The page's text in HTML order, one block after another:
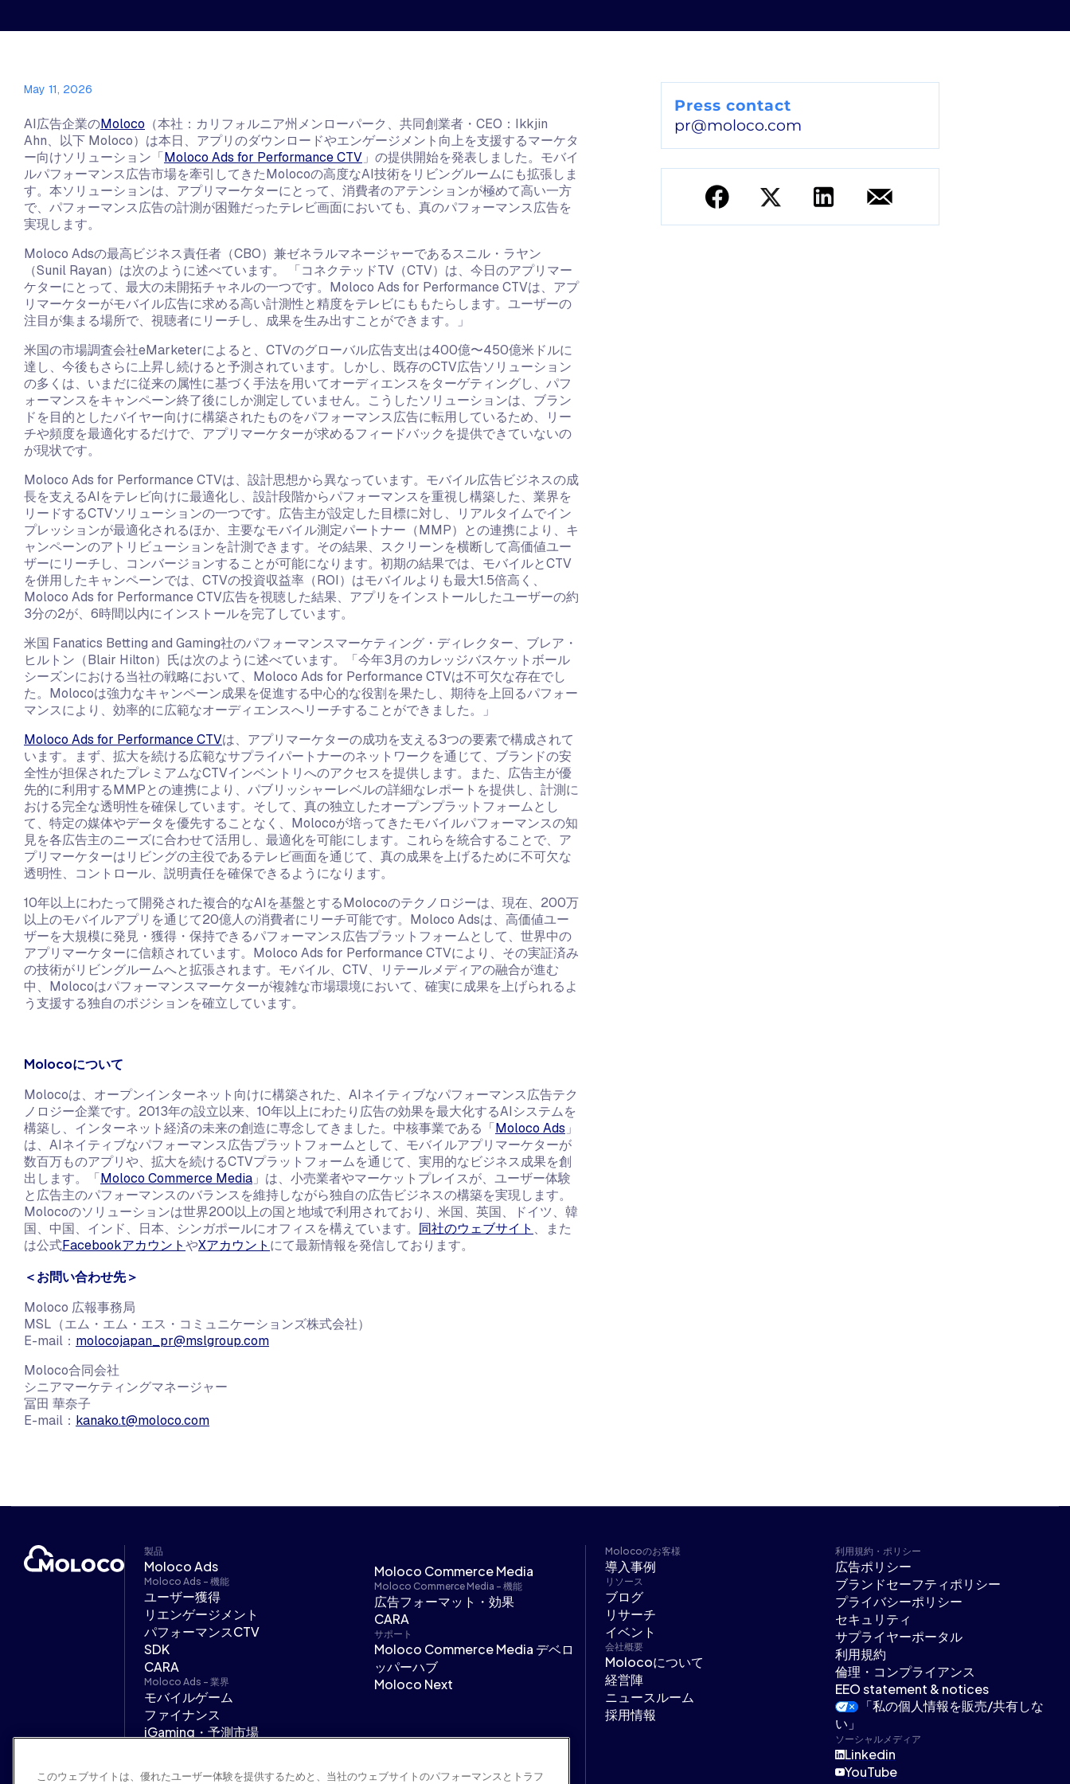
May 11, 2026
AI広告企業のMoloco （本社：カリフォルニア州メンローパーク、共同創業者・CEO：Ikkjin
Ahn、以下 Moloco）は本日、アプリのダウンロードやエンゲージメント向上を支援するマーケタ
ー向けソリューション「Moloco Ads for Performance CTV 」の提供開始を発表しました。モバイ
ルパフォーマンス広告市場を牽引してきたMolocoの高度なAI技術をリビングルームにも拡張しま
す。本ソリューションは、アプリマーケターにとって、消費者のアテンションが極めて高い一方
で、パフォーマンス広告の計測が困難だったテレビ画面においても、真のパフォーマンス広告を
実現します。
Moloco Adsの最高ビジネス責任者（CBO）兼ゼネラルマネージャーであるスニル・ラヤン
（Sunil Rayan）は次のように述べています。 「コネクテッドTV（CTV）は、今日のアプリマー
ケターにとって、最大の未開拓チャネルの一つです。Moloco Ads for Performance CTVは、アプ
リマーケターがモバイル広告に求める高い計測性と精度をテレビにももたらします。ユーザーの
注目が集まる場所で、視聴者にリーチし、成果を生み出すことができます。」
米国の市場調査会社eMarketerによると、CTVのグローバル広告支出は400億〜450億米ドルに
達し、今後もさらに上昇し続けると予測されています。しかし、既存のCTV広告ソリューション
の多くは、いまだに従来の属性に基づく手法を用いてオーディエンスをターゲティングし、パフ
ォーマンスをキャンペーン終了後にしか測定していません。こうしたソリューションは、ブラン
ドを目的としたバイヤー向けに構築されたものをパフォーマンス広告に転用しているため、リー
チや頻度を最適化するだけで、アプリマーケターが求めるフィードバックを提供できていないの
が現状です。
Moloco Ads for Performance CTVは、設計思想から異なっています。モバイル広告ビジネスの成
長を支えるAIをテレビ向けに最適化し、設計段階からパフォーマンスを重視し構築した、業界を
リードするCTVソリューションの一つです。広告主が設定した目標に対し、リアルタイムでイン
プレッションが最適化されるほか、主要なモバイル測定パートナー（MMP）との連携により、キ
ャンペーンのアトリビューションを計測できます。その結果、スクリーンを横断して高価値ユー
ザーにリーチし、コンバージョンすることが可能になります。初期の結果では、モバイルとCTV
を併用したキャンペーンでは、CTVの投資収益率（ROI）はモバイルよりも最大1.5倍高く、
Moloco Ads for Performance CTV広告を視聴した結果、アプリをインストールしたユーザーの約
3分の2が、6時間以内にインストールを完了しています。
米国 Fanatics Betting and Gaming社のパフォーマンスマーケティング・ディレクター、ブレア・
ヒルトン（Blair Hilton）氏は次のように述べています。「今年3月のカレッジバスケットボール
シーズンにおける当社の戦略において、Moloco Ads for Performance CTVは不可欠な存在でし
た。Molocoは強力なキャンペーン成果を促進する中心的な役割を果たし、期待を上回るパフォー
マンスにより、効率的に広範なオーディエンスへリーチすることができました。」
Moloco Ads for Performance CTVは、アプリマーケターの成功を支える3つの要素で構成されて
います。まず、拡大を続ける広範なサプライパートナーのネットワークを通じて、ブランドの安
全性が担保されたプレミアムなCTVインベントリへのアクセスを提供します。また、広告主が優
先的に利用するMMPとの連携により、パブリッシャーレベルの詳細なレポートを提供し、計測に
おける完全な透明性を確保しています。そして、真の独立したオープンプラットフォームとし
て、特定の媒体やデータを優先することなく、Molocoが培ってきたモバイルパフォーマンスの知
見を各広告主のニーズに合わせて活用し、最適化を可能にします。これらを統合することで、ア
プリマーケターはリビングの主役であるテレビ画面を通じて、真の成果を上げるために不可欠な
透明性、コントロール、説明責任を確保できるようになります。
10年以上にわたって開発された複合的なAIを基盤とするMolocoのテクノロジーは、現在、200万
以上のモバイルアプリを通じて20億人の消費者にリーチ可能です。Moloco Adsは、高価値ユー
ザーを大規模に発見・獲得・保持できるパフォーマンス広告プラットフォームとして、世界中の
アプリマーケターに信頼されています。Moloco Ads for Performance CTVにより、その実証済み
の技術がリビングルームへと拡張されます。モバイル、CTV、リテールメディアの融合が進む
中、Molocoはパフォーマンスマーケターが複雑な市場環境において、確実に成果を上げられるよ
う支援する独自のポジションを確立しています。
Molocoについて
Molocoは、オープンインターネット向けに構築された、AIネイティブなパフォーマンス広告テク
ノロジー企業です。2013年の設立以来、10年以上にわたり広告の効果を最大化するAIシステムを
構築し、インターネット経済の未来の創造に専念してきました。中核事業である「Moloco Ads 」
は、AIネイティブなパフォーマンス広告プラットフォームとして、モバイルアプリマーケターが
数百万ものアプリや、拡大を続けるCTVプラットフォームを通じて、実用的なビジネス成果を創
出します。「Moloco Commerce Media 」は、小売業者やマーケットプレイスが、ユーザー体験
と広告主のパフォーマンスのバランスを維持しながら独自の広告ビジネスの構築を実現します。
Molocoのソリューションは世界200以上の国と地域で利用されており、米国、英国、ドイツ、韓
国、中国、インド、日本、シンガポールにオフィスを構えています。 同社のウェブサイト 、また
は公式FacebookアカウントやXアカウント にて最新情報を発信しております。
＜お問い合わせ先＞
Moloco 広報事務局
MSL（エム・エム・エス・コミュニケーションズ株式会社）
E-mail： molocojapan_pr@mslgroup.com
Moloco合同会社
シニアマーケティングマネージャー
冨田 華奈子
E-mail： kanako.t@moloco.com
Press contact
pr@moloco.com
製品
Moloco Ads
Moloco Ads - 機能
ユーザー獲得
リエンゲージメント
パフォーマンスCTV
SDK
CARA
Moloco Ads - 業界
モバイルゲーム
ファイナンス
iGaming・予測市場
Moloco Commerce Media
Moloco Commerce Media - 機能
広告フォーマット・効果
CARA
サポート
Moloco Commerce Media デベロ
ッパーハブ
Moloco Next
Molocoのお客様
導入事例
リソース
ブログ
リサーチ
イベント
会社概要
Molocoについて
経営陣
ニュースルーム
採用情報
利用規約・ポリシー
広告ポリシー
ブランドセーフティポリシー
プライバシーポリシー
セキュリティ
サプライヤーポータル
利用規約
倫理・コンプライアンス
EEO statement & notices
「私の個人情報を販売/共有しな
い」
ソーシャルメディア
Linkedin
YouTube
このウェブサイトは、優れたユーザー体験を提供するためと、当社のウェブサイトのパフォーマンスとトラフ